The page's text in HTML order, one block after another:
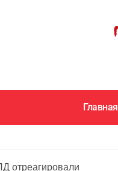
Главная
отреагировали